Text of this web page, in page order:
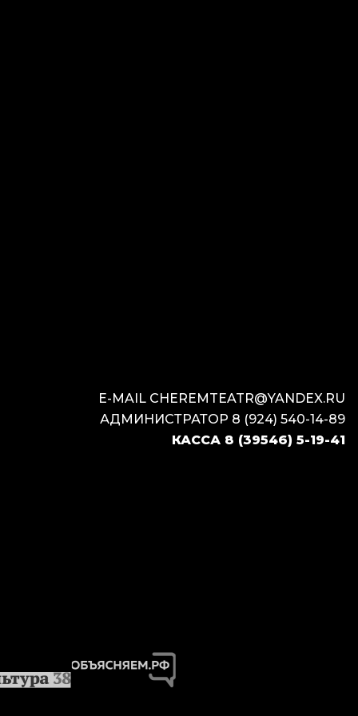
E-MAIL CHEREMTEATR@YANDEX.RU
АДМИНИСТРАТОР 8 (924) 540-14-89
КАССА 8 (39546) 5-19-41